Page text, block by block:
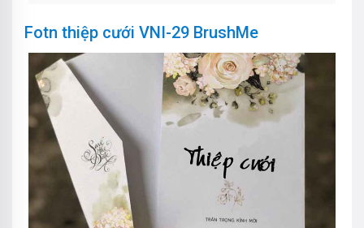
Fotn thiệp cưới VNI-29 BrushMe